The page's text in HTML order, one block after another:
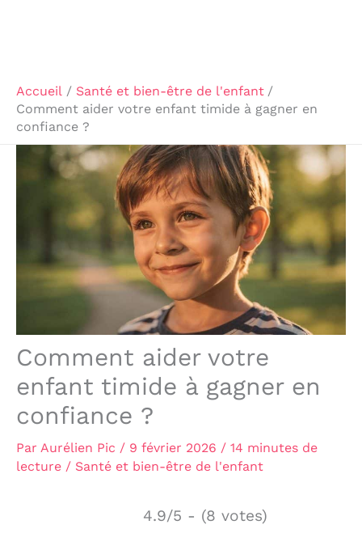
Accueil
Santé et bien-être de l'enfant
Comment aider votre enfant timide à gagner en
confiance ?
Comment aider votre
enfant timide à gagner en
confiance ?
Par Aurélien Pic / 9 février 2026 / 14 minutes de
lecture / Santé et bien-être de l'enfant
4.9/5 - (8 votes)